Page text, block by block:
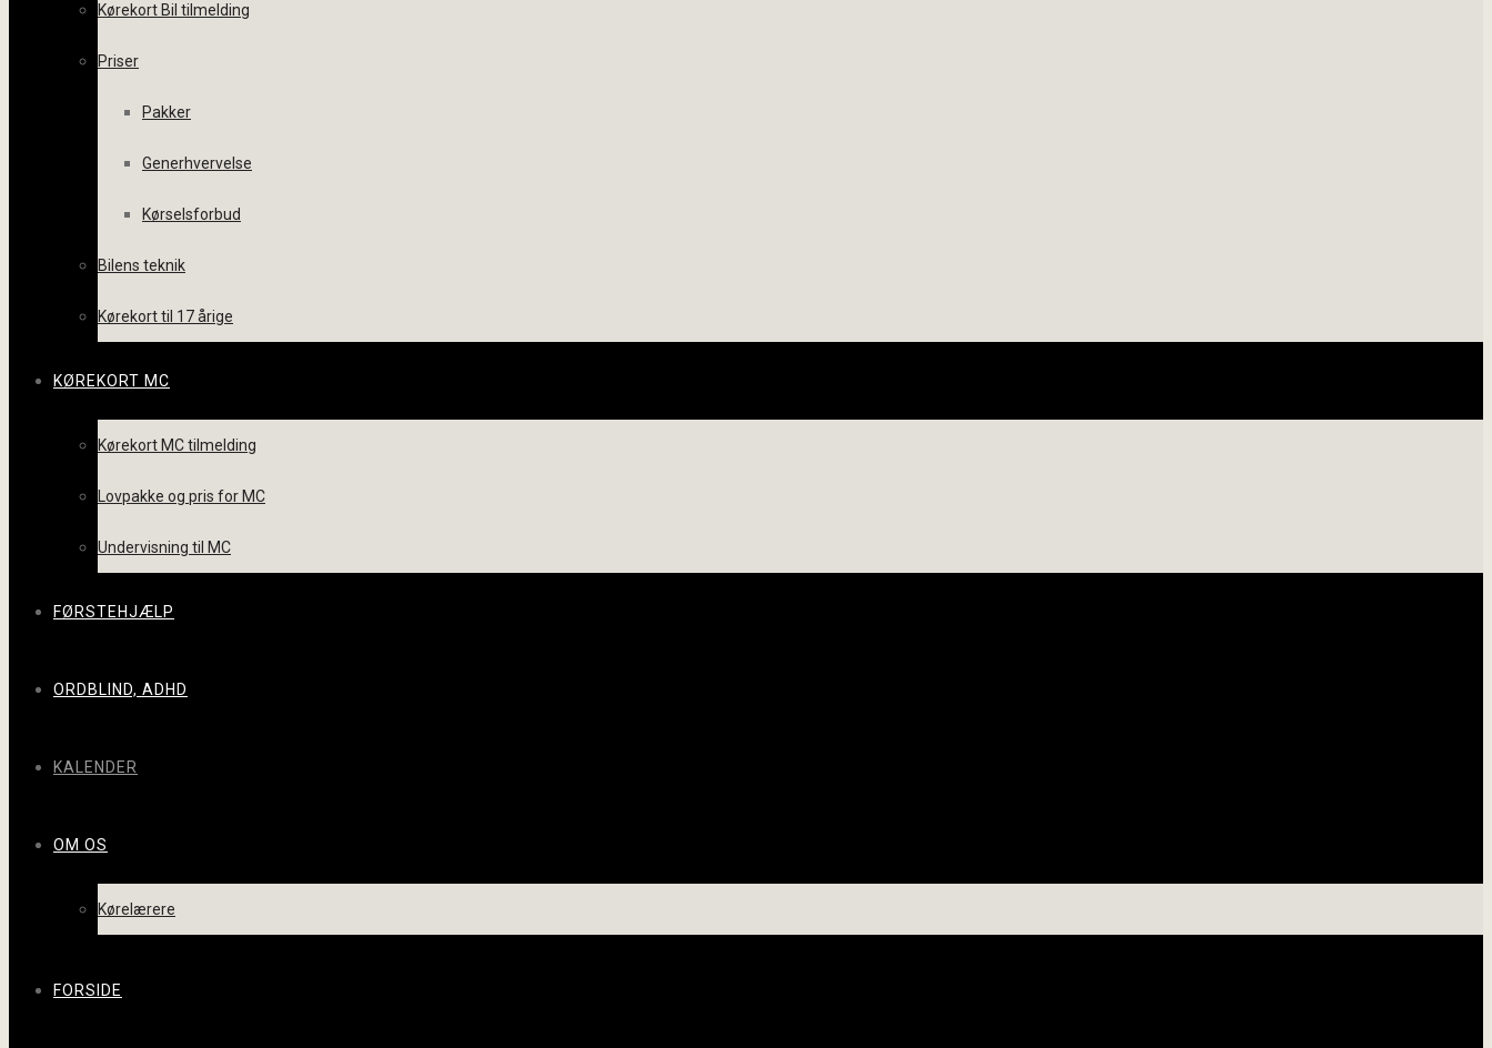
Kørekort Bil tilmelding
Priser
Pakker
Generhvervelse
Kørselsforbud
Bilens teknik
Kørekort til 17 årige
KØREKORT MC
Kørekort MC tilmelding
Lovpakke og pris for MC
Undervisning til MC
FØRSTEHJÆLP
ORDBLIND, ADHD
KALENDER
OM OS
Kørelærere
FORSIDE